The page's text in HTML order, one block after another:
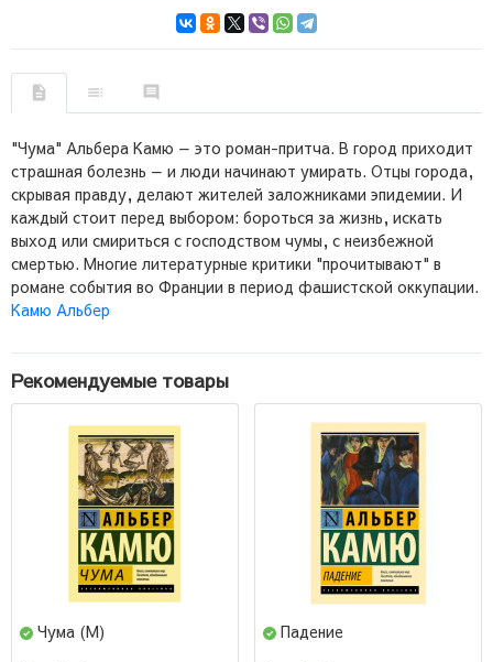
"Чума" Альбера Камю — это роман-притча. В город приходит
страшная болезнь — и люди начинают умирать. Отцы города,
скрывая правду, делают жителей заложниками эпидемии. И
каждый стоит перед выбором: бороться за жизнь, искать
выход или смириться с господством чумы, с неизбежной
смертью. Многие литературные критики "прочитывают" в
романе события во Франции в период фашистской оккупации.
Камю Альбер
Рекомендуемые товары
Чума (М) Падение